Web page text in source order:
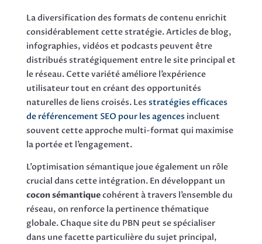
La diversification des formats de contenu enrichit
considérablement cette stratégie. Articles de blog,
infographies, vidéos et podcasts peuvent être
distribués stratégiquement entre le site principal et
le réseau. Cette variété améliore l’expérience
utilisateur tout en créant des opportunités
naturelles de liens croisés. Les stratégies efficaces
de référencement SEO pour les agencesincluent
souvent cette approche multi-format qui maximise
la portée et l’engagement.
L’optimisation sémantique joue également un rôle
crucial dans cette intégration. En développant un
cocon sémantiquecohérent à travers l’ensemble du
réseau, on renforce la pertinence thématique
globale. Chaque site du PBN peut se spécialiser
dans une facette particulière du sujet principal,